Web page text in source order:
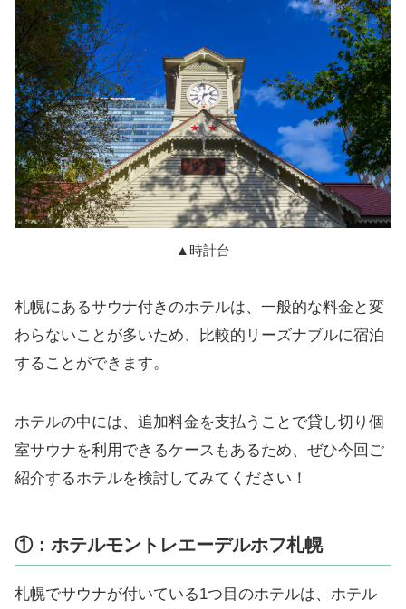
▲時計台
札幌にあるサウナ付きのホテルは、一般的な料金と変
わらないことが多いため、比較的リーズナブルに宿泊
することができます。
ホテルの中には、追加料金を支払うことで貸し切り個
室サウナを利用できるケースもあるため、ぜひ今回ご
紹介するホテルを検討してみてください！
①：ホテルモントレエーデルホフ札幌
札幌でサウナが付いている1つ目のホテルは、ホテル